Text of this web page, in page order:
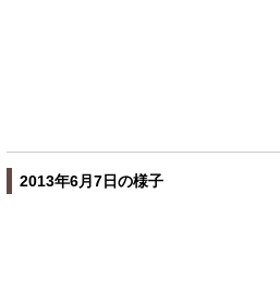
2013年6月7日の様子